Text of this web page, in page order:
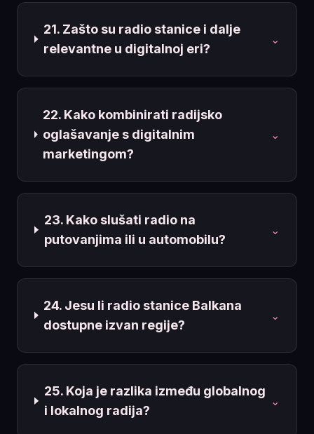
21. Zašto su radio stanice i dalje
relevantne u digitalnoj eri?
⌄
22. Kako kombinirati radijsko
oglašavanje s digitalnim
marketingom?
⌄
23. Kako slušati radio na
putovanjima ili u automobilu?
⌄
24. Jesu li radio stanice Balkana
dostupne izvan regije?
⌄
25. Koja je razlika između globalnog
i lokalnog radija?
⌄